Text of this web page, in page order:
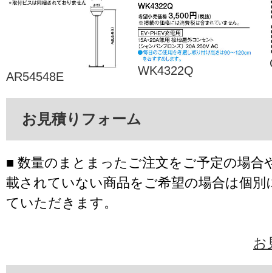
AR54548E WK4322Q
お見積りフォーム
■ 数量のまとまったご注文をご予定の場合
載されていない商品をご希望の場合は個別
ていただきます。
お